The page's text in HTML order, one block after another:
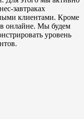
завтраках
клиентами. Кроме
в онлайне. Мы будем
уровень